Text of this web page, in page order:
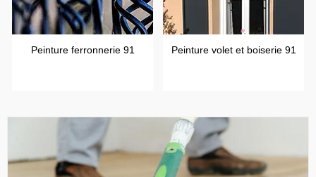
Peinture ferronnerie 91 Peinture volet et boiserie 91